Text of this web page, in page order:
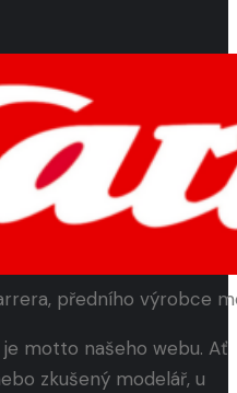
předního výrobce
motto našeho webu. Ať
zkušený modelář, u